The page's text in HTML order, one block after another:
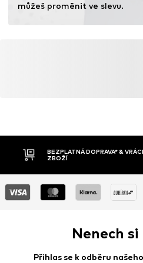
můžeš proměnit ve slevu.
BEZPLATNÁ DOPRAVA* &
ZBOŽÍ
Nenech
Přihlas se k odběru